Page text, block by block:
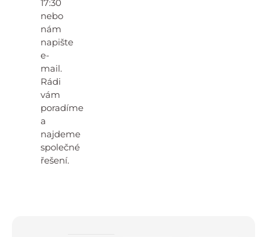
17:30
nebo
nám
napište
e-
mail.
Rádi
vám
poradíme
a
najdeme
společné
řešení.